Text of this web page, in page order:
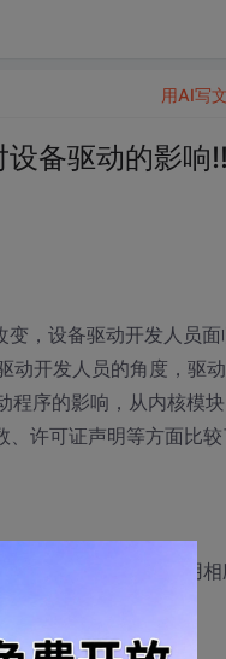
设备驱动的影响
，设备驱动开发人员面
动开发人员的角度，驱
程序的影响，从内核模
、许可证声明等方面比较
源码的版本，从而使用相
用AI写